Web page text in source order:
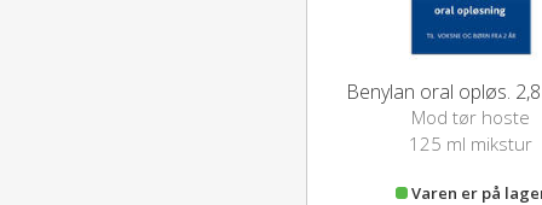
Benylan oral opløs.
Mod tør hoste
125 ml mikstur
Varen er på